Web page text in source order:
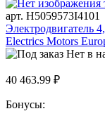
арт. H5059573I4101
Электродвигатель
Electrics Motors
Нет в
40 463.99 ₽
Бонусы: